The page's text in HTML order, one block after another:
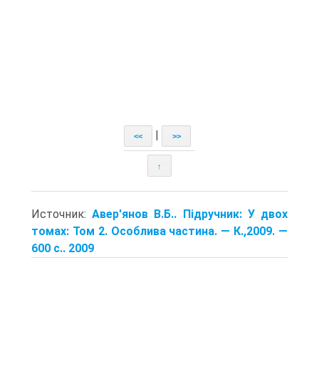
<< >>
↑
Источник:Авер'янов В.Б.. Підручник: У двох
томах: Том 2. Особлива частина. — К.,2009. —
600 с.. 2009